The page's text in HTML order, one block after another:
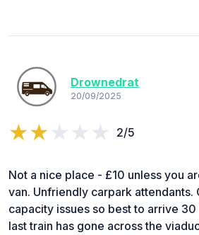
Drownedrat
20/09/2025
2/5
Not a nice place - £10 unless you
van. Unfriendly carpark attendants.
capacity issues so best to arrive
last train has gone across the